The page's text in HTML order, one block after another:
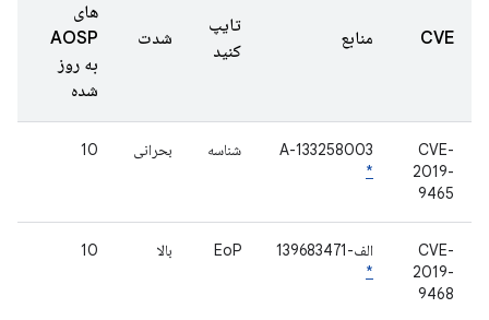
CVE منابع
تایپ
کنید
شدت
های
AOSP
به روز
شده
CVE-
2019-
9465
A-133258003
*
شناسه بحرانی 10
CVE-
2019-
9468
الف-139683471
*
EoP بالا 10